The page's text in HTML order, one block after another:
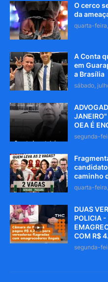
O cerco
da
quarta-
A Conta
em
a Brasília
sábado,
OEA É
segunda-
caminho
quarta-
DUAS
POLICIA -
COM R$
segunda-